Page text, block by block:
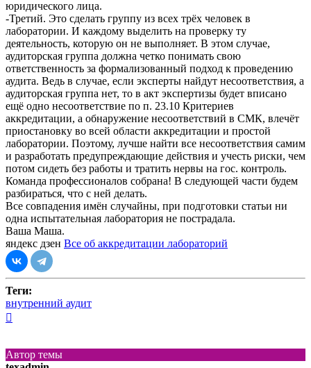
юридического лица.
-Третий. Это сделать группу из всех трёх человек в
лаборатории. И каждому выделить на проверку ту
деятельность, которую он не выполняет. В этом случае,
аудиторская группа должна четко понимать свою
ответственность за формализованный подход к проведению
аудита. Ведь в случае, если эксперты найдут несоответствия, а
аудиторская группа нет, то в акт экспертизы будет вписано
ещё одно несоответствие по п. 23.10 Критериев
аккредитации, а обнаружение несоответствий в СМК, влечёт
приостановку во всей области аккредитации и простой
лаборатории. Поэтому, лучше найти все несоответствия самим
и разработать предупреждающие действия и учесть риски, чем
потом сидеть без работы и тратить нервы на гос. контроль.
Команда профессионалов собрана! В следующей части будем
разбираться, что с ней делать.
Все совпадения имён случайны, при подготовки статьи ни
одна испытательная лаборатория не пострадала.
Ваша Маша.
яндекс дзен Все об аккредитации лабораторий
Теги:
внутренний аудит
Автор темы